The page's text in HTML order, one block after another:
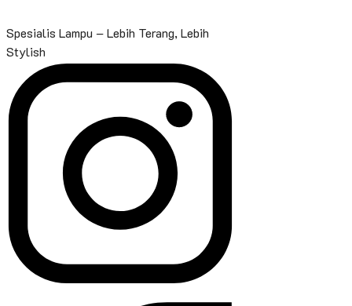
Spesialis Lampu – Lebih Terang, Lebih
Stylish